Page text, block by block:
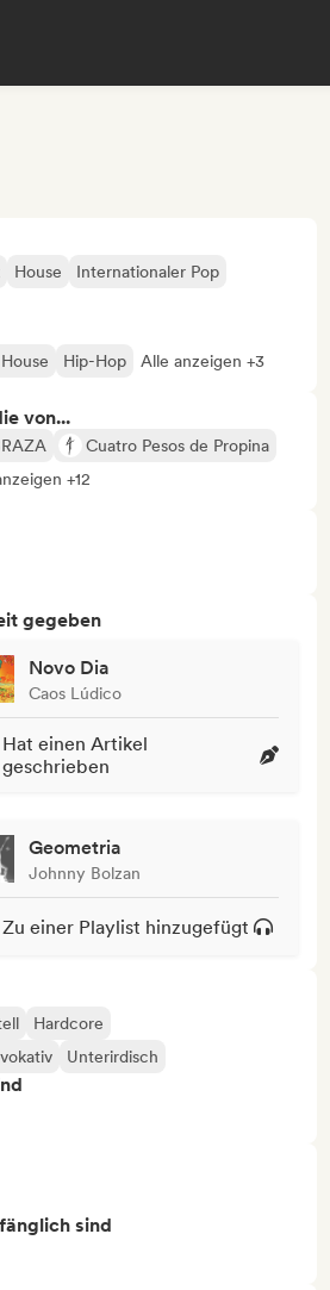
House
Internationaler Pop
Hip-Hop Alle anzeigen +3
von...
Cuatro Pesos de Propina
+12
gegeben
Novo Dia
Caos Lúdico
Hat einen Artikel
geschrieben
Geometria
Johnny Bolzan
Zu einer Playlist hinzugefügt
Hardcore
Unterirdisch
sind